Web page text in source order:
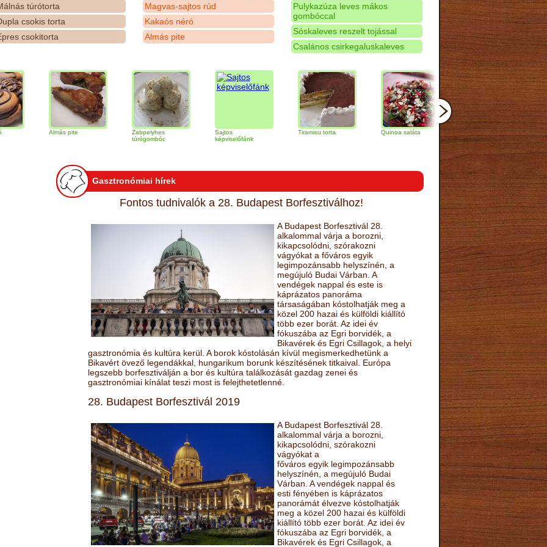
túrótorta
csokis torta
csokitorta
Magvas-sajtos rúd
Kakaós néró
Almás pite
Pulykazúza leves mákos
gombóccal
Sóskaleves reszelt tojással
Csalános csirkegaluskaleves
Almás pite
Zabpelyhes
túrógombóc
képviselőfánk
Tiramisu torta Quinoa saláta Mandulás kifli
narancs
Gasztronómiai hírek
Fontos tudnivalók a 28. Budapest Borfesztiválhoz!
A Budapest Borfesztivál 28.
alkalommal várja a borozni,
kikapcsolódni, szórakozni
vágyókat a főváros egyik
legimpozánsabb helyszínén, a
megújuló Budai Várban. A
vendégek nappal és este is
káprázatos panoráma
társaságában kóstolhatják meg a
közel 200 hazai és külföldi kiállító
több ezer borát. Az idei év
fókuszába az Egri borvidék, a
Bikavérek és Egri Csillagok, a helyi
gasztronómia és kultúra kerül. A borok kóstolásán kívül megismerkedhetünk a
Bikavért övező legendákkal, hungarikum borunk készítésének titkaival. Európa
legszebb borfesztiválján a bor és kultúra találkozását gazdag zenei és
gasztronómiai kínálat teszi most is felejthetetlenné.
28. Budapest Borfesztivál 2019
A Budapest Borfesztivál 28.
alkalommal várja a borozni,
kikapcsolódni, szórakozni
vágyókat a
főváros egyik legimpozánsabb
helyszínén, a megújuló Budai
Várban. A vendégek nappal és
esti fényében is káprázatos
panorámát élvezve kóstolhatják
meg a közel 200 hazai és külföldi
kiállító több ezer borát. Az idei év
fókuszába az Egri borvidék, a
Bikavérek és Egri Csillagok, a